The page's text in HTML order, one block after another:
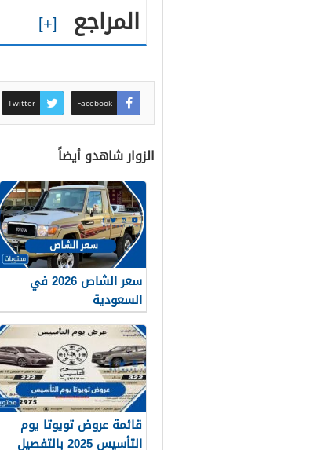
المراجع
Facebook
Twitter
الزوار شاهدو أيضاً
سعر الشاص 2026 في
السعودية
قائمة عروض تويوتا يوم
التأسيس 2025 بالتفصيل